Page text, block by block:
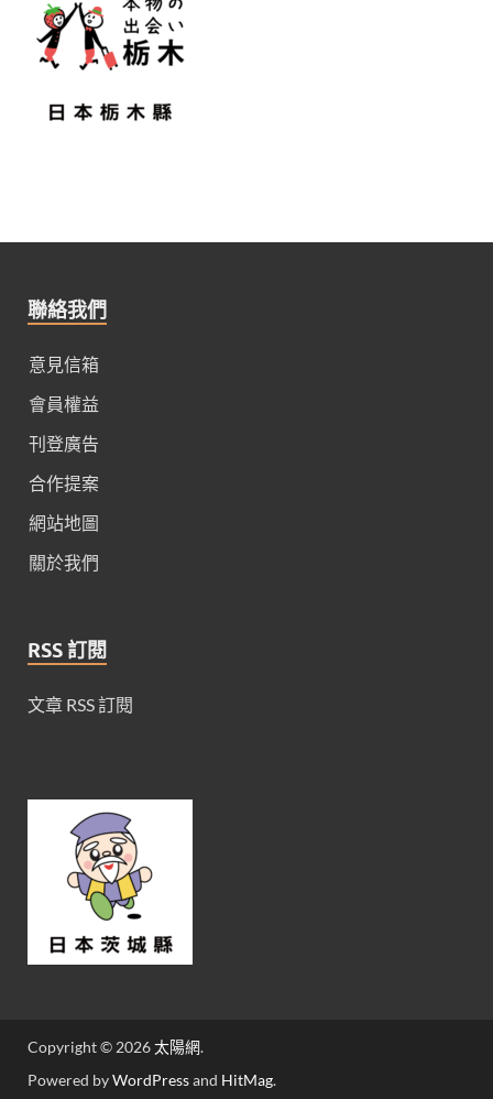
聯絡我們
意見信箱
會員權益
刊登廣告
合作提案
網站地圖
關於我們
RSS 訂閱
文章 RSS 訂閱
Copyright © 2026太陽網.
Powered byWordPressand HitMag.